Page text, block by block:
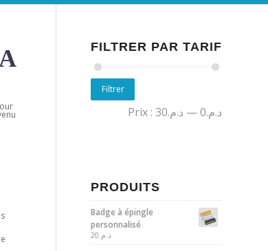
FILTRER PAR TARIF
Filtrer
Prix : د.م.0 — د.م.30
PRODUITS
Badge à épingle
personnalisé
د.م. 20